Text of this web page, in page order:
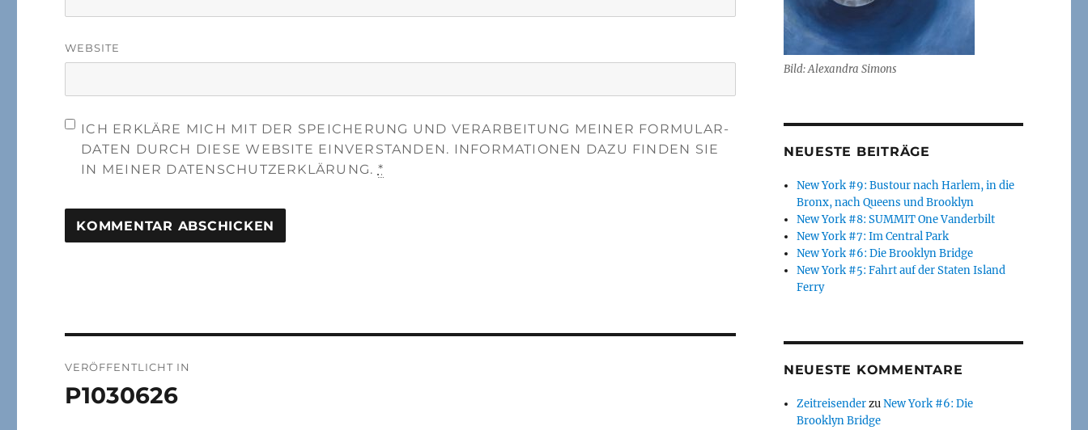
WEBSITE
ICH ERKLÄRE MICH MIT DER SPEICHERUNG UND VERARBEITUNG MEINER FORMULAR-
DATEN DURCH DIESE WEBSITE EINVERSTANDEN. INFORMATIONEN DAZU FINDEN SIE
IN MEINER DATENSCHUTZERKLÄRUNG. *
VERÖFFENTLICHT IN
P1030626
Bild: Alexandra Simons
NEUESTE BEITRÄGE
New York #9: Bustour nach Harlem, in die
Bronx, nach Queens und Brooklyn
New York #8: SUMMIT One Vanderbilt
New York #7: Im Central Park
New York #6: Die Brooklyn Bridge
New York #5: Fahrt auf der Staten Island
Ferry
NEUESTE KOMMENTARE
ZeitreisenderzuNew York #6: Die
Brooklyn Bridge